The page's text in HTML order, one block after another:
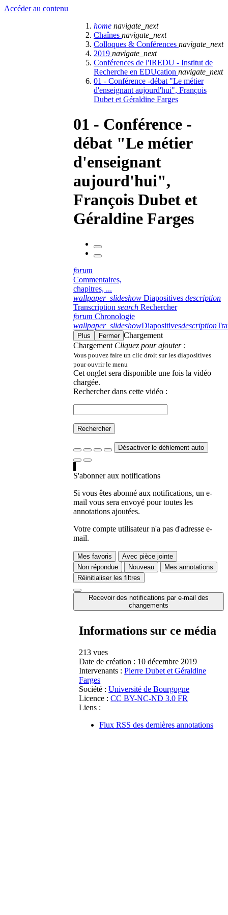
Accéder au contenu
home navigate_next
Chaînes navigate_next
Colloques & Conférences navigate_next
2019 navigate_next
Conférences de l'IREDU - Institut de
Recherche en EDUcation navigate_next
01 - Conférence -débat "Le métier
d'enseignant aujourd'hui", François
Dubet et Géraldine Farges
01 - Conférence -
débat "Le métier
d'enseignant
aujourd'hui",
François Dubet et
Géraldine Farges
forum
Commentaires,
chapitres, ...
wallpaper_slideshow Diapositives description
Transcription search Rechercher
forum Chronologie
wallpaper_slideshowDiapositivesdescription
Plus Fermer Chargement
Chargement Cliquez pour ajouter :
Vous pouvez faire un clic droit sur les diapositives
pour ouvrir le menu
Cet onglet sera disponible une fois la vidéo
chargée.
Rechercher dans cette vidéo :
Rechercher
Désactiver le défilement auto
S'abonner aux notifications
Si vous êtes abonné aux notifications, un e-
mail vous sera envoyé pour toutes les
annotations ajoutées.
Votre compte utilisateur n'a pas d'adresse e-
mail.
Mes favoris
Avec pièce jointe
Non répondue
Nouveau
Mes annotations
Réinitialiser les filtres
Recevoir des notifications par e-mail des
changements
Informations sur ce média
213 vues
Date de création : 10 décembre 2019
Intervenants : Pierre Dubet et Géraldine
Farges
Société : Université de Bourgogne
Licence : CC BY-NC-ND 3.0 FR
Liens :
Flux RSS des dernières annotations